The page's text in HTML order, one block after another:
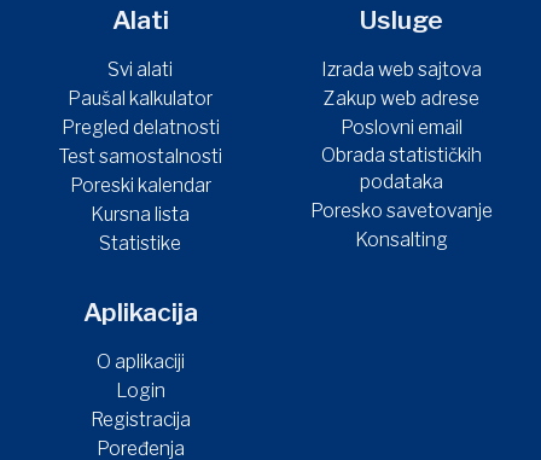
Alati
Svi alati
Paušal kalkulator
Pregled delatnosti
Test samostalnosti
Poreski kalendar
Kursna lista
Statistike
Usluge
Izrada web sajtova
Zakup web adrese
Poslovni email
Obrada statističkih
podataka
Poresko savetovanje
Konsalting
Aplikacija
O aplikaciji
Login
Registracija
Poređenja